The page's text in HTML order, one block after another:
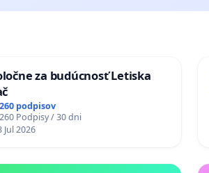
za budúcnosť Letiska
podpisov
Podpisy / 30 dni
Jul 2026